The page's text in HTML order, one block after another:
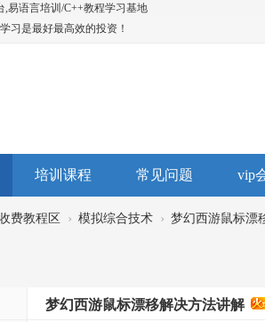
易语言培训/C++教程学习基地
习是最好最高效的投资！
培训课程 常见问题 vip
费教程区 › 模拟综合技术 › 梦幻西游鼠标漂
梦幻西游鼠标漂移解决方法讲解